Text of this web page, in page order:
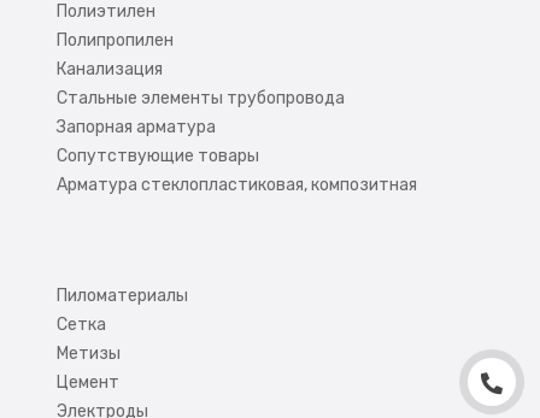
Полиэтилен
Полипропилен
Канализация
Стальные элементы трубопровода
Запорная арматура
Сопутствующие товары
Арматура стеклопластиковая, композитная
Пиломатериалы
Сетка
Метизы
Цемент
Электроды